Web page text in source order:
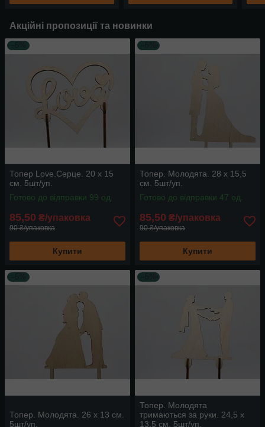
Акційні пропозиції та новинки
Топер Love.Серце. 20 х 15
см. 5шт/уп.
Готово до відправки 99 од.
85,50 ₴/упаковка
90 ₴/упаковка
Купити
Топер. Молодята. 28 х 15,5
см. 5шт/уп.
Готово до відправки 47 од.
85,50 ₴/упаковка
90 ₴/упаковка
Купити
Топер. Молодята. 26 х 13 см.
5шт/уп.
Топер. Молодята
тримаються за руки. 24,5 х
13,5 см. 5шт/уп.